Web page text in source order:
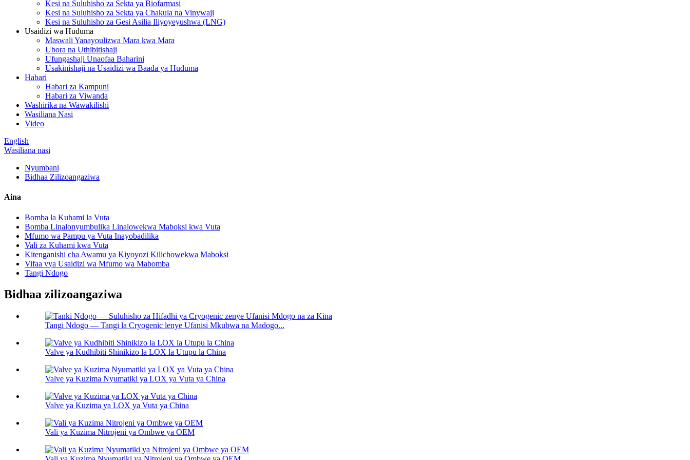
Kesi na Suluhisho za Sekta ya Biofarmasi
Kesi na Suluhisho za Sekta ya Chakula na Vinywaji
Kesi na Suluhisho za Gesi Asilia Iliyoyeyushwa (LNG)
Usaidizi wa Huduma
Maswali Yanayoulizwa Mara kwa Mara
Ubora na Uthibitishaji
Ufungashaji Unaofaa Baharini
Usakinishaji na Usaidizi wa Baada ya Huduma
Habari
Habari za Kampuni
Habari za Viwanda
Washirika na Wawakilishi
Wasiliana Nasi
Video
English
Wasiliana nasi
Nyumbani
Bidhaa Zilizoangaziwa
Aina
Bomba la Kuhami la Vuta
Bomba Linalonyumbulika Linalowekwa Maboksi kwa Vuta
Mfumo wa Pampu ya Vuta Inayobadilika
Vali za Kuhami kwa Vuta
Kitenganishi cha Awamu ya Kiyoyozi Kilichowekwa Maboksi
Vifaa vya Usaidizi wa Mfumo wa Mabomba
Tangi Ndogo
Bidhaa zilizoangaziwa
Tangi Ndogo — Tangi la Cryogenic lenye Ufanisi Mkubwa na Madogo...
Valve ya Kudhibiti Shinikizo la LOX la Utupu la China
Valve ya Kuzima Nyumatiki ya LOX ya Vuta ya China
Valve ya Kuzima ya LOX ya Vuta ya China
Vali ya Kuzima Nitrojeni ya Ombwe ya OEM